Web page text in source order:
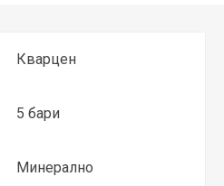
Кварцен
5 бари
Минерално